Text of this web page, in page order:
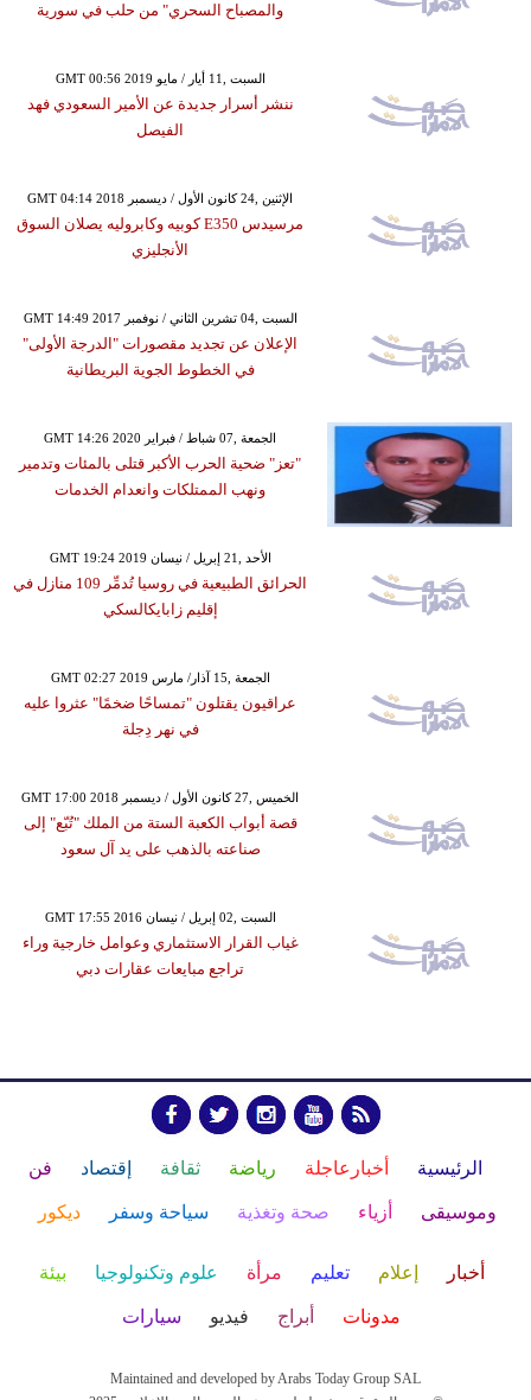
والمصباح السحري" من حلب في سورية
GMT 00:56 2019 السبت ,11 أيار / مايو
ننشر أسرار جديدة عن الأمير السعودي فهد
الفيصل
GMT 04:14 2018 الإثنين ,24 كانون الأول / ديسمبر
مرسيدس E350 كوبيه وكابروليه يصلان السوق
الأنجليزي
GMT 14:49 2017 السبت ,04 تشرين الثاني / نوفمبر
الإعلان عن تجديد مقصورات "الدرجة الأولى"
في الخطوط الجوية البريطانية
GMT 14:26 2020 الجمعة ,07 شباط / فبراير
"تعز" ضحية الحرب الأكبر قتلى بالمئات وتدمير
ونهب الممتلكات وانعدام الخدمات
GMT 19:24 2019 الأحد ,21 إبريل / نيسان
الحرائق الطبيعية في روسيا تُدمِّر 109 منازل في
إقليم زابايكالسكي
GMT 02:27 2019 الجمعة ,15 آذار/ مارس
عراقيون يقتلون "تمساحًا ضخمًا" عثروا عليه
في نهر دِجلة
GMT 17:00 2018 الخميس ,27 كانون الأول / ديسمبر
قصة أبواب الكعبة الستة من الملك "تُبّع" إلى
صناعته بالذهب على يد آل سعود
GMT 17:55 2016 السبت ,02 إبريل / نيسان
غياب القرار الاستثماري وعوامل خارجية وراء
تراجع مبايعات عقارات دبي
الرئيسية أخبارعاجلة رياضة ثقافة إقتصاد فن
وموسيقى أزياء صحة وتغذية سياحة وسفر ديكور
أخبار إعلام تعليم مرأة علوم وتكنولوجيا بيئة
مدونات أبراج فيديو سيارات
Maintained and developed by Arabs Today Group SAL